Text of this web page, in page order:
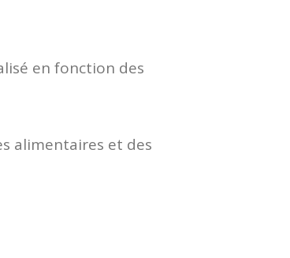
en fonction des
alimentaires et des